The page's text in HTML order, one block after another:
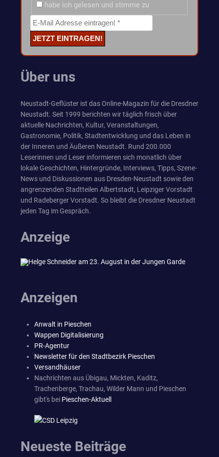
habe ich gelesen und stimme zu
Über uns
Neustadt-Geflüster ist das Online-Magazin für die Dresdner
Neustadt. Seit 1999 berichten wir täglich frisch über
aktuelle Nachrichten, Kultur, Veranstaltungen,
Gastronomie, Politik, Stadtentwicklung und das Leben in
der Inneren und Äußeren Neustadt. Rund 200.000
Leserinnen und Leser informieren sich monatlich über
lokale Geschichten, Hintergründe, Interviews, Tipps, Szene-
News und Diskussionen aus Dresden-Neustadt sowie den
angrenzenden Stadtteilen Albertstadt, Leipziger Vorstadt
und Radeberger Vorstadt. So bleibt die Dresdner Neustadt
jeden Tag im Gespräch.
Anzeige
Anzeigen
Anwalt in Pieschen
Wappen Digitalisierung
PR-Agentur
Newsletter für den Stadtbezirk Pieschen
Versandhäuser
Nachrichten aus Übigau, Mickten, Kaditz,
Trachenberge, Trachau, Wilder Mann und Pieschen
gibt's bei Pieschen-Aktuell
Neueste Beiträge